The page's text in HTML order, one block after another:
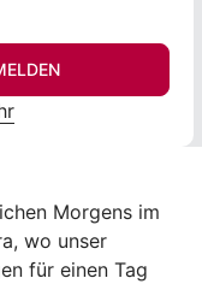
Morgens im
wo unser
für einen Tag